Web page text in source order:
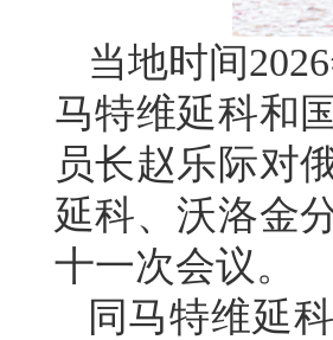
当地时间
马特维延科和
员长赵乐际对
延科、沃洛金
十一次会议。
同马特维延